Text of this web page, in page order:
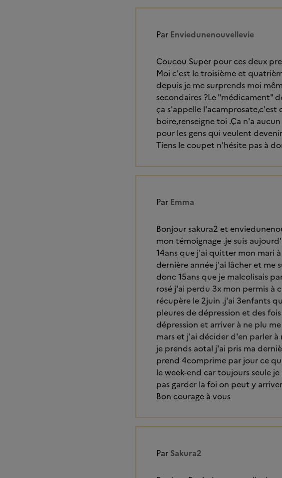
Par Enviedunenouvellevie
Coucou Super pour ces deux
Moi c'est le troisième et
depuis je me surprends moi
secondaires ?Le "médicament"
ça s'appelle
boire,renseigne toi .Ça n'a
pour les gens qui veulent
Tiens le coupet n'hésite pas à
Par Emma
Bonjour sakura2 et
mon témoignage .je suis
14ans que j'ai quitter mon mari
dernière année j'ai lâcher et me
donc 15ans que je malcolisais
rosé j'ai perdu 3x mon permis à
récupère le 2juin .j'ai 3enfants
pleures de dépression et des
dépression et arriver à ne plu
mars et j'ai décider d'en parler
je prends aotal j'ai pris ma
prend 4comprime par jour ce
le week-end car toujours seule
pas garder la foi on peut y
Bon courage à vous
Par Sakura2